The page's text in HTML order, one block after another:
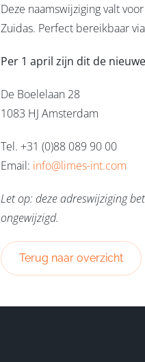
Deze naamswijziging valt
Zuidas. Perfect bereikbaar
Per 1 april zijn dit de
De Boelelaan 28
1083 HJ Amsterdam
Tel. +31 (0)88 089 90 00
Email: info@limes-int.com
Let op: deze adreswijziging
ongewijzigd.
Terug naar overzicht